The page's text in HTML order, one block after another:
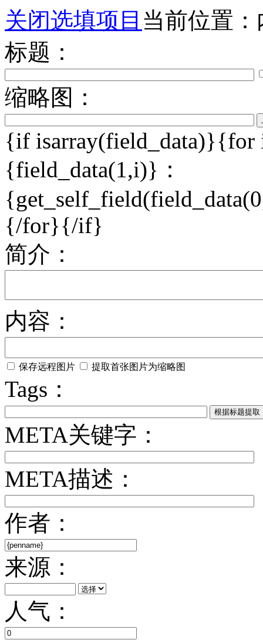
关闭选填项目 当前位置
标题：
缩略图：
{if isarray(field_data)}{for
{field_data(1,i)}：
{/for}{/if}
简介：
内容：
保存远程图片 提取首张图片为缩略图
Tags：
META关键字：
META描述：
作者：
来源：
人气：